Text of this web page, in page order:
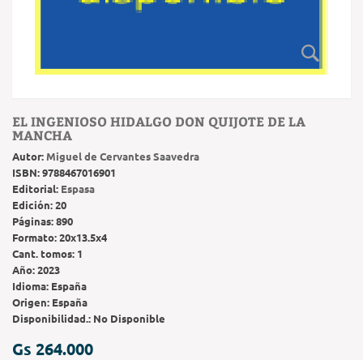
EL INGENIOSO HIDALGO DON QUIJOTE DE LA
MANCHA
Autor: Miguel de Cervantes Saavedra
ISBN:9788467016901
Editorial: Espasa
Edición:20
Páginas:890
Formato:20x13.5x4
Cant. tomos: 1
Año:2023
Idioma: España
Origen: España
Disponibilidad.: No Disponible
Gs 264.000